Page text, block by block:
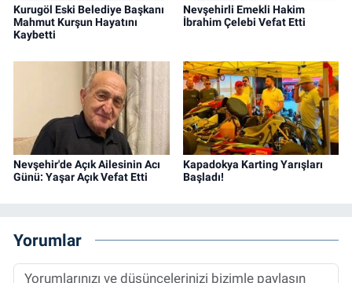
Kurugöl Eski Belediye Başkanı
Mahmut Kurşun Hayatını
Kaybetti
Nevşehirli Emekli Hakim
İbrahim Çelebi Vefat Etti
Nevşehir'de Açık Ailesinin Acı
Günü: Yaşar Açık Vefat Etti
Kapadokya Karting Yarışları
Başladı!
Yorumlar